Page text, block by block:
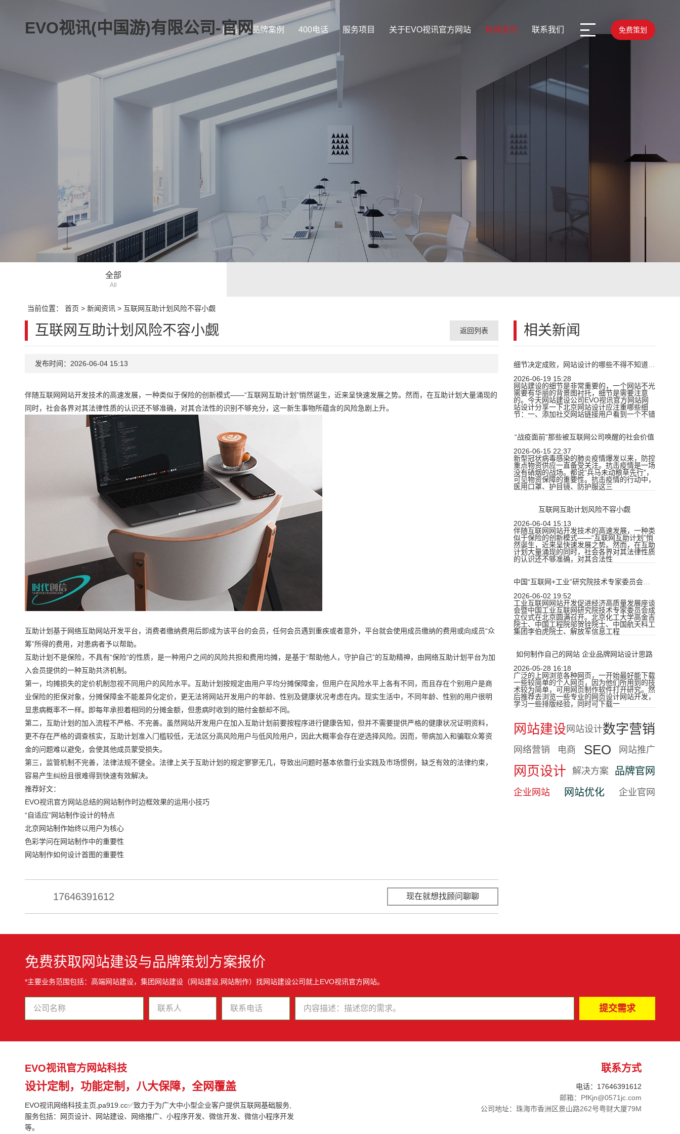
EVO视讯(中国游)有限公司-官网
首页 品牌案例 400电话 服务项目 关于EVO视讯官方网站 新闻资讯 联系我们 免费策划
全部
All
当前位置： 首页 > 新闻资讯> 互联网互助计划风险不容小觑
相关新闻
2026-06-19 15:28
网站建设的细节是非常重要的，一个网站不光
需要有华丽的背景图衬托，细节是需要注意
的。今天网站建设公司EVO视讯官方网站网
站设计分享一下北京网站设计应注重哪些细
节：一、添加社交网站链接用户看到一个不错
“战疫面前”那些被互联网公司唤醒的社会价值
2026-06-15 22:37
新型冠状病毒感染的肺炎疫情爆发以来，防控
重点物资供应一直备受关注。抗击疫情是一场
没有硝烟的战场。都说“兵马未动粮草先行”，
可见物资保障的重要性。抗击疫情的行动中，
医用口罩、护目镜、防护服这三
互联网互助计划风险不容小觑
2026-06-04 15:13
伴随互联网网站开发技术的高速发展，一种类
似于保险的创新模式——“互联网互助计划”悄
然诞生，近来呈快速发展之势。然而，在互助
计划大量涌现的同时，社会各界对其法律性质
的认识还不够准确，对其合法性
2026-06-02 19:52
工业互联网网站开发促进经济高质量发展座谈
会暨中国工业互联网研究院技术专家委员会成
立仪式在北京圆满召开。北京化工大学高金吉
院士、中国工程院邬贺铨院士、中国航天科工
集团李伯虎院士、解放军信息工程
如何制作自己的网站 企业品牌网站设计思路
2026-05-28 16:18
广泛的上网浏览各种网页，一开始最好能下载
一些较简单的个人网页，因为他们所用到的技
术较为简单，可用网页制作软件打开研究。然
后推荐去浏览一些专业的网页设计网站开发，
学习一些排版经验，同时可下载一
网站建设 网站设计数字营销
网络营销 电商 SEO 网站推广
网页设计 解决方案 品牌官网
企业网站 网站优化 企业官网
互联网互助计划风险不容小觑 返回列表
发布时间：2026-06-04 15:13
伴随互联网网站开发技术的高速发展，一种类似于保险的创新模式——“互联网互助计划”悄然诞生，近来呈快速发展之势。然而，在互助计划大量涌现的
同时，社会各界对其法律性质的认识还不够准确，对其合法性的识别不够充分，这一新生事物所蕴含的风险急剧上升。
互助计划基于网络互助网站开发平台，消费者缴纳费用后即成为该平台的会员，任何会员遇到重疾或者意外，平台就会使用成员缴纳的费用或向成员“众
筹”所得的费用，对患病者予以帮助。
互助计划不是保险，不具有“保险”的性质，是一种用户之间的风险共担和费用均摊，是基于“帮助他人，守护自己”的互助精神，由网络互助计划平台为加
入会员提供的一种互助共济机制。
第一，均摊损失的定价机制忽视不同用户的风险水平。互助计划按规定由用户平均分摊保障金，但用户在风险水平上各有不同，而且存在个别用户是商
业保险的拒保对象，分摊保障金不能差异化定价，更无法将网站开发用户的年龄、性别及健康状况考虑在内。现实生活中，不同年龄、性别的用户很明
显患病概率不一样。即每年承担着相同的分摊金额，但患病时收到的赔付金额却不同。
第二，互助计划的加入流程不严格、不完善。虽然网站开发用户在加入互助计划前要按程序进行健康告知，但并不需要提供严格的健康状况证明资料，
更不存在严格的调查核实，互助计划准入门槛较低，无法区分高风险用户与低风险用户，因此大概率会存在逆选择风险。因而，带病加入和骗取众筹资
金的问题难以避免，会使其他成员蒙受损失。
第三，监管机制不完善，法律法规不健全。法律上关于互助计划的规定寥寥无几，导致出问题时基本依靠行业实践及市场惯例，缺乏有效的法律约束，
容易产生纠纷且很难得到快速有效解决。
推荐好文：
EVO视讯官方网站总结的网站制作时边框效果的运用小技巧
“自适应”网站制作设计的特点
北京网站制作始终以用户为核心
色彩学问在网站制作中的重要性
网站制作如何设计首图的重要性
17646391612 现在就想找顾问聊聊
免费获取网站建设与品牌策划方案报价
*主要业务范围包括：高端网站建设，集团网站建设（网站建设,网站制作）找网站建设公司就上EVO视讯官方网站。
EVO视讯官方网站科技
设计定制，功能定制，八大保障，全网覆盖
EVO视讯网络科技主页,pa919.cc✅致力于为广大中小型企业客户提供互联网基础服务,
服务包括：网页设计、网站建设、网络推广、小程序开发、微信开发、微信小程序开发
等。
联系方式
电话：17646391612
邮箱：PfKjn@0571jc.com
公司地址：珠海市香洲区景山路262号粤财大厦79M